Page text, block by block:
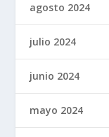
agosto 2024
julio 2024
junio 2024
mayo 2024